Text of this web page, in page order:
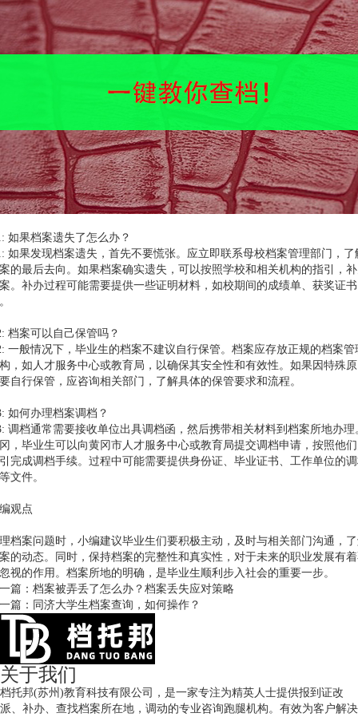
如果档案遗失了怎么办？
如果发现档案遗失，首先不要慌张。应立即联系母校档案管理部门，了
的最后去向。如果档案确实遗失，可以按照学校和相关机构的指引，
。补办过程可能需要提供一些证明材料，如校期间的成绩单、获奖证书
档案可以自己保管吗？
一般情况下，毕业生的档案不建议自行保管。档案应存放正规的档案管
，如人才服务中心或教育局，以确保其安全性和有效性。如果因特殊
自行保管，应咨询相关部门，了解具体的保管要求和流程。
如何办理档案调档？
调档通常需要接收单位出具调档函，然后携带相关材料到档案所地办理
，毕业生可以向黄冈市人才服务中心或教育局提交调档申请，按照他
完成调档手续。过程中可能需要提供身份证、毕业证书、工作单位的
文件。
观点
档案问题时，小编建议毕业生们要积极主动，及时与相关部门沟通，
的动态。同时，保持档案的完整性和真实性，对于未来的职业发展有
视的作用。档案所地的明确，是毕业生顺利步入社会的重要一步。
篇： 档案被弄丢了怎么办？档案丢失应对策略
篇： 同济大学生档案查询，如何操作？
关于我们
档托邦(苏州)教育科技有限公司，是一家专注为精英人士提供报到证改
派、补办、查找档案所在地，调动的专业咨询跑腿机构。有效为客户解决